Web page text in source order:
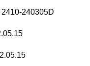
240305D